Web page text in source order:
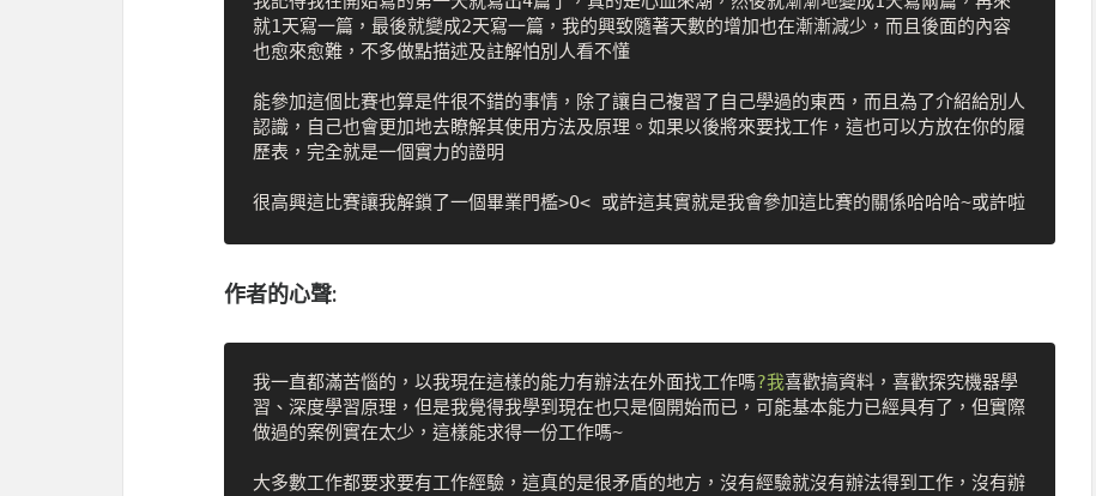
就1天寫一篇，最後就變成2天寫一篇，我的興致隨著天數的增加也在漸漸減少，而且後面的內容
也愈來愈難，不多做點描述及註解怕別人看不懂
能參加這個比賽也算是件很不錯的事情，除了讓自己複習了自己學過的東西，而且為了介紹給別人
認識，自己也會更加地去瞭解其使用方法及原理。如果以後將來要找工作，這也可以方放在你的履
歷表，完全就是一個實力的證明
很高興這比賽讓我解鎖了一個畢業門檻>O< 或許這其實就是我會參加這比賽的關係哈哈哈~或許啦
作者的心聲:
我一直都滿苦惱的，以我現在這樣的能力有辦法在外面找工作嗎?我喜歡搞資料，喜歡探究機器學
習、深度學習原理，但是我覺得我學到現在也只是個開始而已，可能基本能力已經具有了，但實際
做過的案例實在太少，這樣能求得一份工作嗎~
大多數工作都要求要有工作經驗，這真的是很矛盾的地方，沒有經驗就沒有辦法得到工作，沒有辦